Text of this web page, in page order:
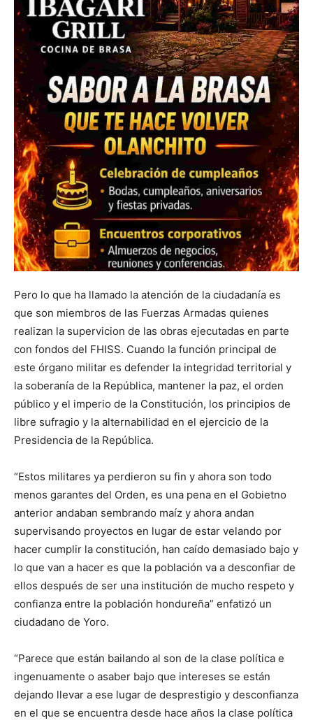
Pero lo que ha llamado la atención de la ciudadanía es
que son miembros de las Fuerzas Armadas quienes
realizan la supervicion de las obras ejecutadas en parte
con fondos del FHISS. Cuando la función principal de
este órgano militar es defender la integridad territorial y
la soberanía de la República, mantener la paz, el orden
público y el imperio de la Constitución, los principios de
libre sufragio y la alternabilidad en el ejercicio de la
Presidencia de la República.
“Estos militares ya perdieron su fin y ahora son todo
menos garantes del Orden, es una pena en el Gobietno
anterior andaban sembrando maíz y ahora andan
supervisando proyectos en lugar de estar velando por
hacer cumplir la constitución, han caído demasiado bajo y
lo que van a hacer es que la población va a desconfiar de
ellos después de ser una institución de mucho respeto y
confianza entre la población hondureña” enfatizó un
ciudadano de Yoro.
“Parece que están bailando al son de la clase política e
ingenuamente o asaber bajo que intereses se están
dejando llevar a ese lugar de desprestigio y desconfianza
en el que se encuentra desde hace años la clase política